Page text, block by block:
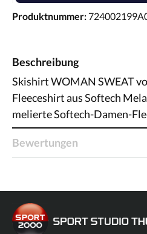
Produktnummer:
Beschreibung
Skishirt WOMAN SWEAT
Fleeceshirt aus Softech
melierte Softech-Damen-
Bewertungen